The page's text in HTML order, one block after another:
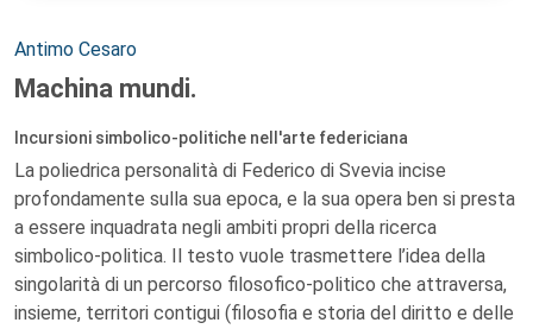
Autori:
Antimo Cesaro
Machina mundi.
Incursioni simbolico-politiche nell'arte federiciana
La poliedrica personalità di Federico di Svevia incise
profondamente sulla sua epoca, e la sua opera ben si presta
a essere inquadrata negli ambiti propri della ricerca
simbolico-politica. Il testo vuole trasmettere l’idea della
singolarità di un percorso filosofico-politico che attraversa,
insieme, territori contigui (filosofia e storia del diritto e delle